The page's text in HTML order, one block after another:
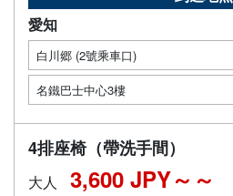
愛知
白川郷 (2號乘車口)
名鐵巴士中心3樓
4排座椅（帶洗手間）
大人 3,600 JPY～